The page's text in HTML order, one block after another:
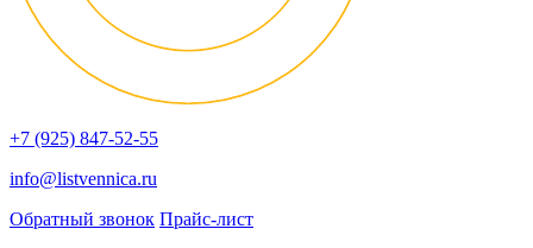
+7 (925) 847-52-55
info@listvennica.ru
Обратный звонок Прайс-лист